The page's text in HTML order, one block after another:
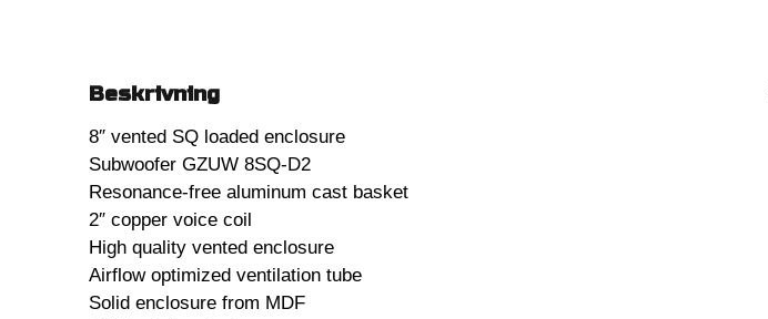
Beskrivning
8″ vented SQ loaded enclosure
Subwoofer GZUW 8SQ-D2
Resonance-free aluminum cast basket
2″ copper voice coil
High quality vented enclosure
Airflow optimized ventilation tube
Solid enclosure from MDF